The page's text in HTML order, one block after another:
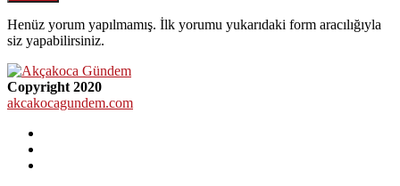
Henüz yorum yapılmamış. İlk yorumu yukarıdaki form aracılığıyla
siz yapabilirsiniz.
Copyright 2020
akcakocagundem.com